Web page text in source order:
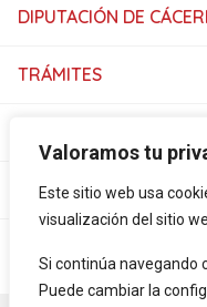
Valoramos tu
Este sitio web usa
visualización del sitio
Si continúa navegando
Puede cambiar la
DIPUTACIÓN DE
TRÁMITES
SERVICIOS